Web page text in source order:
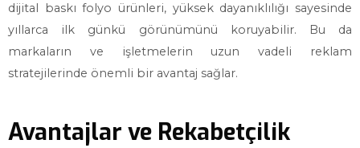
dijital baskı folyo ürünleri, yüksek dayanıklılığı sayesinde
yıllarca ilk günkü görünümünü koruyabilir. Bu da
markaların ve işletmelerin uzun vadeli reklam
stratejilerinde önemli bir avantaj sağlar.
Avantajlar ve Rekabetçilik